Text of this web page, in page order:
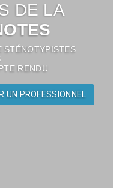
DE LA
STÉNOTYPISTES
RENDU
UN PROFESSIONNEL